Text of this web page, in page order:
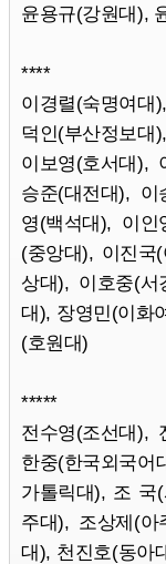
윤용규(강원대),
****
이경렬(숙명여대
덕인(부산정보
이보영(호서대),
승준(대전대), 이
영(백석대), 이인
(중앙대), 이진국
상대), 이호중(서
대), 장영민(이화
(호원대)
*****
전수영(조선대),
한중(한국외국
가톨릭대), 조 국
주대), 조상제(아
대), 천진호(동아